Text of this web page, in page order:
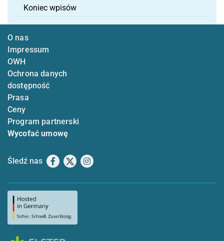
Koniec wpisów
O nas
Impressum
OWH
Ochrona danych
dostępność
Prasa
Ceny
Program partnerski
Wycofać umowę
Śledź nas Facebook
X Instagram